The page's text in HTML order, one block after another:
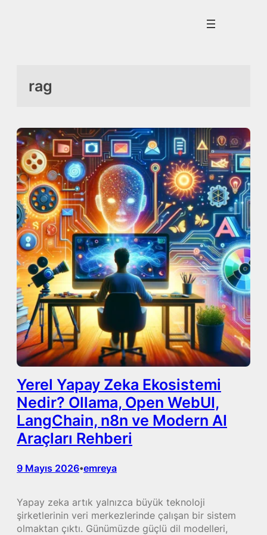
rag
Yerel Yapay Zeka Ekosistemi
Nedir? Ollama, Open WebUI,
LangChain, n8n ve Modern AI
Araçları Rehberi
9 Mayıs 2026•emreya
Yapay zeka artık yalnızca büyük teknoloji
şirketlerinin veri merkezlerinde çalışan bir sistem
olmaktan çıktı. Günümüzde güçlü dil modelleri,